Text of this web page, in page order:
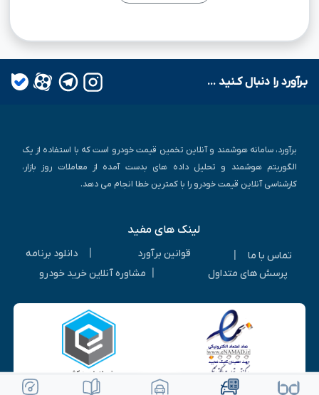
ویرایش خودرو ثبت آگهی رایگان
بـرآورد را دنبال کـنید ...
برآورد، سامانه هوشمند و آنلاین تخمین قیمت خودرو است که با استفاده از یک
الگوریتم هوشمند و تحلیل داده های بدست آمده از معاملات روز بازار،
کارشناسی آنلاین قیمت خودرو را با کمترین خطا انجام می دهد.
لینک های مفید
تماس با ما قوانین برآورد
دانلود برنامه
پرسش های متداول
مشاوره آنلاین خرید خودرو